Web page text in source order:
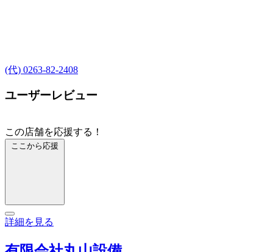
(代) 0263-82-2408
ユーザーレビュー
この店舗を応援する！
ここから応援
詳細を見る